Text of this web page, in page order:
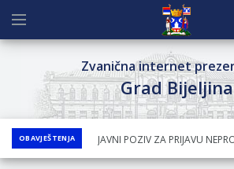
Zvanična internet
Grad Bijeljina
OBAVJEŠTENJA
JAVNI POZIV ZA PRIJAVU
ODLAGANjA OTPADA UZ